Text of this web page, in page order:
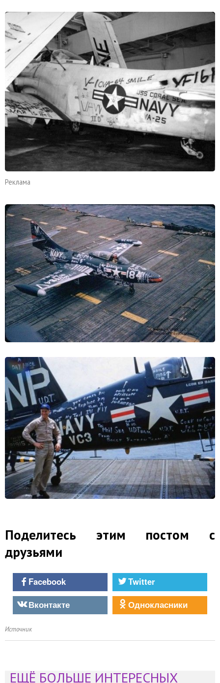
Реклама
Поделитесь этим постом с
друзьями
Facebook
Twitter
Вконтакте
Однокласники
Источник
ЕЩЁ БОЛЬШЕ ИНТЕРЕСНЫХ